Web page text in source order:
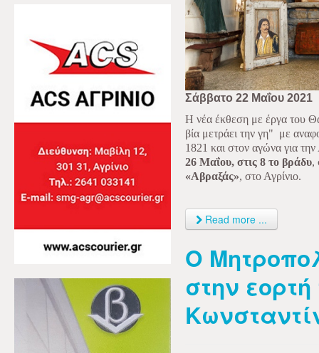
Σάββατο 22 Μαΐου 2021
Η νέα έκθεση με έργα του
βία μετράει την γη" με
1821 και στον αγώνα για την
26 Μαΐου, στις 8 το βράδυ,
«Αβραξάς», στο Αγρίνιο.
Read more ...
Ο
στην